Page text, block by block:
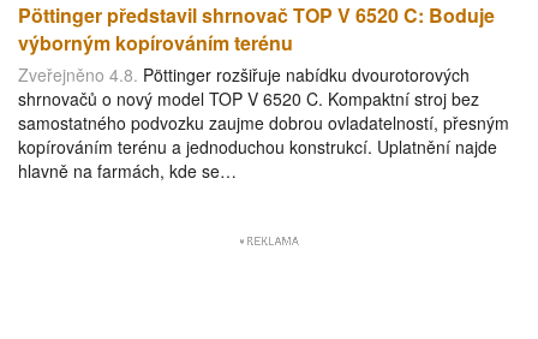
Pöttinger představil shrnovač TOP V 6520 C: Boduje
výborným kopírováním terénu
Zveřejněno 4.8. Pöttinger rozšiřuje nabídku dvourotorových
shrnovačů o nový model TOP V 6520 C. Kompaktní stroj bez
samostatného podvozku zaujme dobrou ovladatelností, přesným
kopírováním terénu a jednoduchou konstrukcí. Uplatnění najde
hlavně na farmách, kde se…